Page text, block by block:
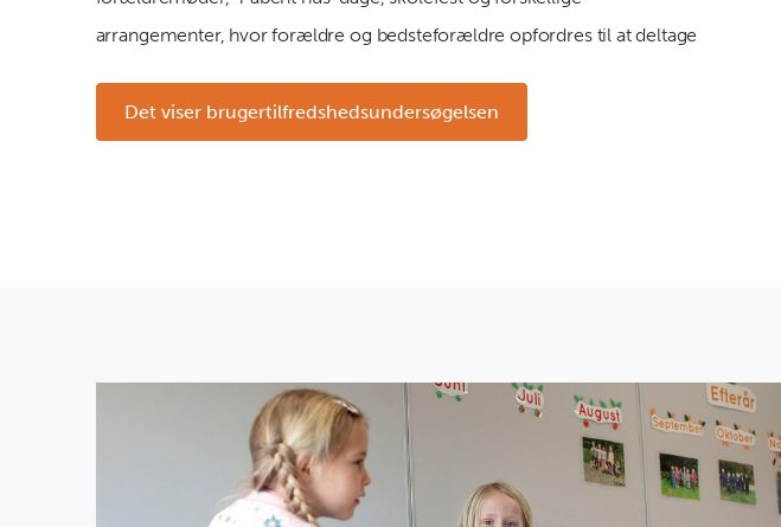
arrangementer, hvor forældre og bedsteforældre opfordres til at deltage
Det viser brugertilfredshedsundersøgelsen